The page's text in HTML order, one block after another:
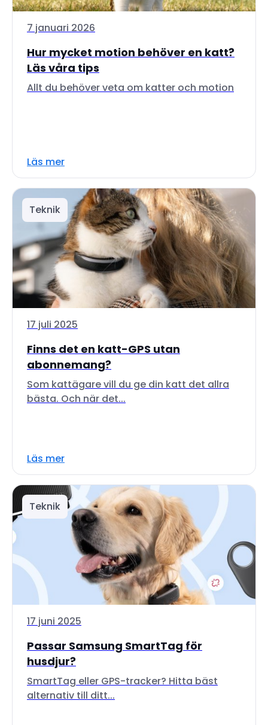
7 januari 2026
Hur mycket motion behöver en katt?
Läs våra tips
Allt du behöver veta om katter och motion
Läs mer
Teknik
17 juli 2025
Finns det en katt-GPS utan
abonnemang?
Som kattägare vill du ge din katt det allra
bästa. Och när det...
Läs mer
Teknik
17 juni 2025
Passar Samsung SmartTag för
husdjur?
SmartTag eller GPS-tracker? Hitta bäst
alternativ till ditt...